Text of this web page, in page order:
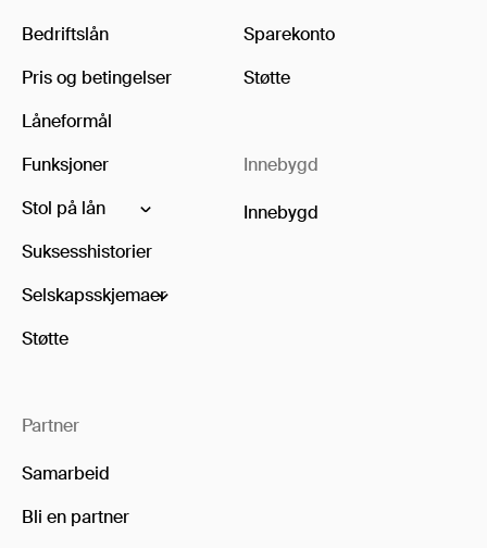
Bedriftslån
Pris og betingelser
Låneformål
Funksjoner
Stol på lån
Suksesshistorier
Selskapsskjemaer
Støtte
Partner
Samarbeid
Bli en partner
Sparekonto
Støtte
Innebygd
Innebygd